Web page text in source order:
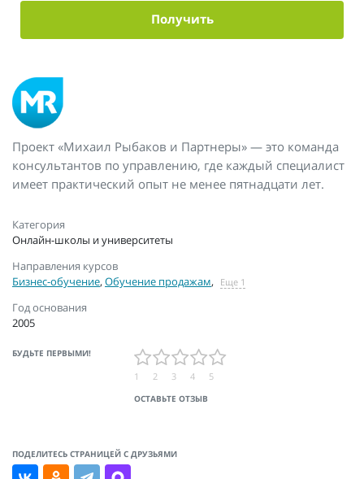
Проект «Михаил Рыбаков и Партнеры» — это команда
консультантов по управлению, где каждый специалист
имеет практический опыт не менее пятнадцати лет.
Категория
Онлайн-школы и университеты
Направления курсов
Бизнес-обучение,Обучение продажам, Еще 1
Год основания
2005
БУДЬТЕ ПЕРВЫМИ!
ОСТАВЬТЕ ОТЗЫВ
1 2 3 4 5
ПОДЕЛИТЕСЬ СТРАНИЦЕЙ С ДРУЗЬЯМИ
Получить